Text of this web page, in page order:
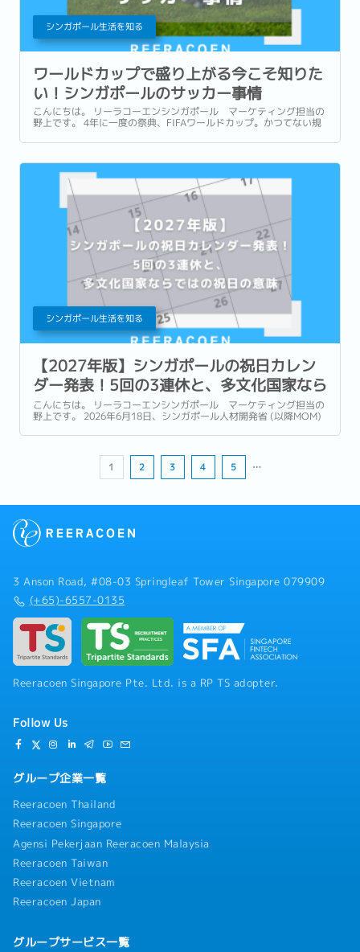
シンガポール生活を知る
ワールドカップで盛り上がる今こそ知りた
い！シンガポールのサッカー事情
こんにちは。 リーラコーエンシンガポール マーケティング担当の
野上です。 4年に一度の祭典、FIFAワールドカップ。かつてない規
多くの人々を魅了しています。 森保監督率いる日本代表の選手の激
シンガポール生活を知る
【2027年版】シンガポールの祝日カレン
ダー発表！5回の3連休と、多文化国家なら
ではの祝日の意味
こんにちは。 リーラコーエンシンガポール マーケティング担当の
野上です。 2026年6月18日、シンガポール人材開発省 (以降MOM)
1 2 3 4 5 …
3 Anson Road, #08-03 Springleaf Tower Singapore 079909
(+65)-6557-0135
Reeracoen Singapore Pte. Ltd. is a RP TS adopter.
Follow Us
グループ企業一覧
Reeracoen Thailand
Reeracoen Singapore
Agensi Pekerjaan Reeracoen Malaysia
Reeracoen Taiwan
Reeracoen Vietnam
Reeracoen Japan
グループサービス一覧